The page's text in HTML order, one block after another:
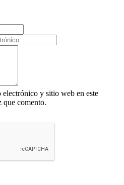
y sitio web en este
que comento.